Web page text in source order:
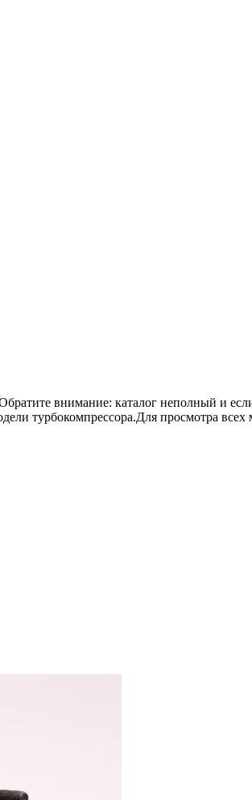
внимание: каталог неполный и
турбокомпрессора.Для просмотра